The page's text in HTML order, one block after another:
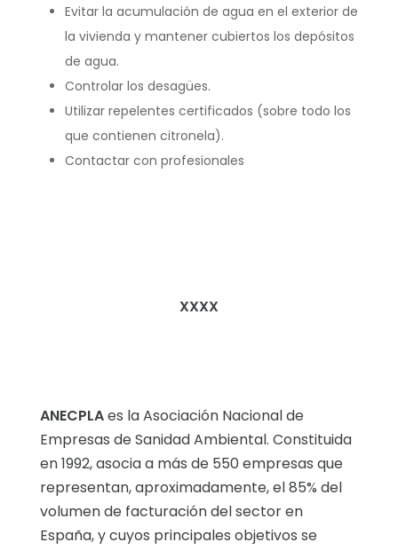
Evitar la acumulación de agua en el exterior de
la vivienda y mantener cubiertos los depósitos
de agua.
Controlar los desagües.
Utilizar repelentes certificados (sobre todo los
que contienen citronela).
Contactar con profesionales
XXXX
ANECPLAes la Asociación Nacional de
Empresas de Sanidad Ambiental. Constituida
en 1992, asocia a más de 550 empresas que
representan, aproximadamente, el 85% del
volumen de facturación del sector en
España, y cuyos principales objetivos se